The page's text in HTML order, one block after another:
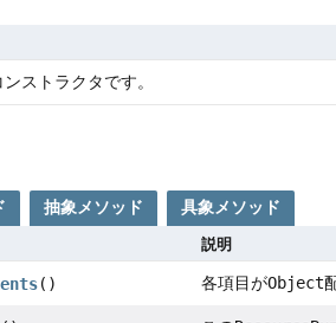
ストラクタです。
抽象メソッド 具象メソッド
説明
() 各項目がObject